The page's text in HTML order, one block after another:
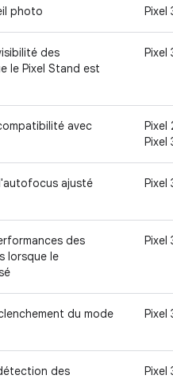
photo
Pixel
des
le Pixel Stand est
Pixel
avec
Pixel
Pixel
ajusté Pixel
des
lorsque le
Pixel
du mode
Pixel
des
Pixel